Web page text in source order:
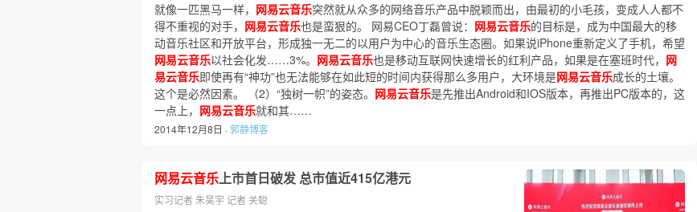
就像一匹黑马一样， 网易云音乐突然就从众多的网络音乐产品中脱颖而出，由最初的小毛孩，变成人人都不
得不重视的对手， 网易云音乐也是蛮狠的。 网易CEO丁磊曾说： 网易云音乐的目标是，成为中国最大的移
动音乐社区和开放平台，形成独一无二的以用户为中心的音乐生态圈。如果说iPhone重新定义了手机，希望
网易云音乐以社会化发……3%。 网易云音乐也是移动互联网快速增长的红利产品，如果是在塞班时代， 网
易云音乐即使再有“神功”也无法能够在如此短的时间内获得那么多用户，大环境是网易云音乐成长的土壤。
这个是必然因素。 （2）“独树一帜”的姿态。 网易云音乐是先推出Android和IOS版本，再推出PC版本的，这
一点上， 网易云音乐就和其……
2014年12月8日 ·郭静博客
网易云音乐上市首日破发 总市值近415亿港元
实习记者 朱昊宇 记者 关聪